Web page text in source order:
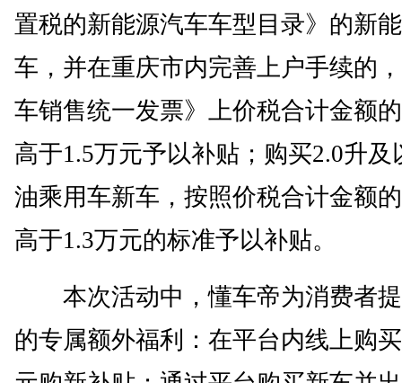
置税的新能源汽车车型目录》的新
车，并在重庆市内完善上户手续的
车销售统一发票》上价税合计金额
高于1.5万元予以补贴；购买2.0升及
油乘用车新车，按照价税合计金额
高于1.3万元的标准予以补贴。
本次活动中，懂车帝为消费者提
的专属额外福利：在平台内线上购